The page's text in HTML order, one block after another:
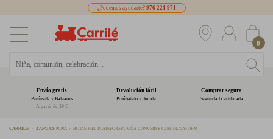
¿Podemos ayudarte? 976 221 971
0
Envío gratis
Península y Baleares
A partir de 39 €
Devolución fácil
Pruébatelo y decide
Comprar segura
Seguridad certificada
CARRILÉ ZAPATOS NIÑA BOTAS PIEL PLATAFORMA NIÑA CONVERSE CTAS PLATAFORM